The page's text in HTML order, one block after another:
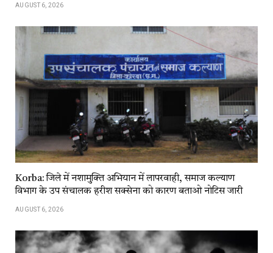
AUGUST 6, 2026
Korba: जिले में नशामुक्ति अभियान में लापरवाही, समाज कल्याण
विभाग के उप संचालक हरीश सक्सेना को कारण बताओ नोटिस जारी
AUGUST 6, 2026